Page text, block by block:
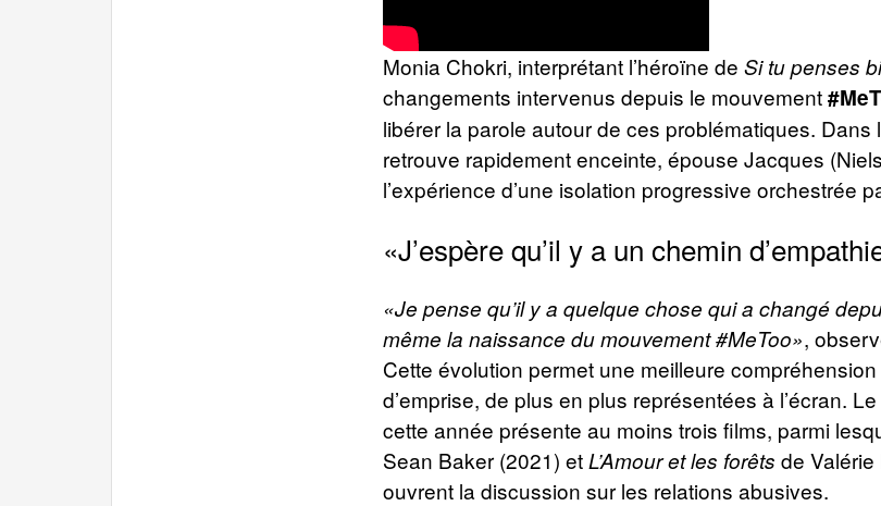
Monia Chokri, interprétant l’héroïne de Si tu penses
changements intervenus depuis le mouvement
libérer la parole autour de ces problématiques. Dans
retrouve rapidement enceinte, épouse Jacques
l’expérience d’une isolation progressive orchestrée
«J’espère qu’il y a un chemin
«Je pense qu’il y a quelque chose qui a changé
même la naissance du mouvement #MeToo»,
Cette évolution permet une meilleure
d’emprise, de plus en plus représentées à l’écran.
cette année présente au moins trois films, parmi
Sean Baker (2021) etL’Amour et les forêts de
ouvrent la discussion sur les relations abusives.